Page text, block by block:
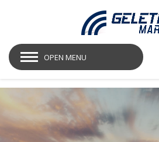
OPEN MENU